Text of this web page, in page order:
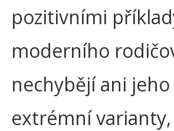
pozitivními
moderního
nechybějí ani
extrémní